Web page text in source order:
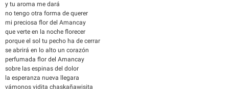
y tu aroma me dará
no tengo otra forma de querer
mi preciosa flor del Amancay
que verte en la noche florecer
porque el sol tu pecho ha de cerrar
se abrirá en lo alto un corazón
perfumada flor del Amancay
sobre las espinas del dolor
la esperanza nueva llegara
vámonos vidita chaskañawisita